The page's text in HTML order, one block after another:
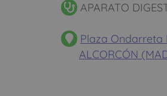
APARATO
Plaza Ondarreta
ALCORCÓN